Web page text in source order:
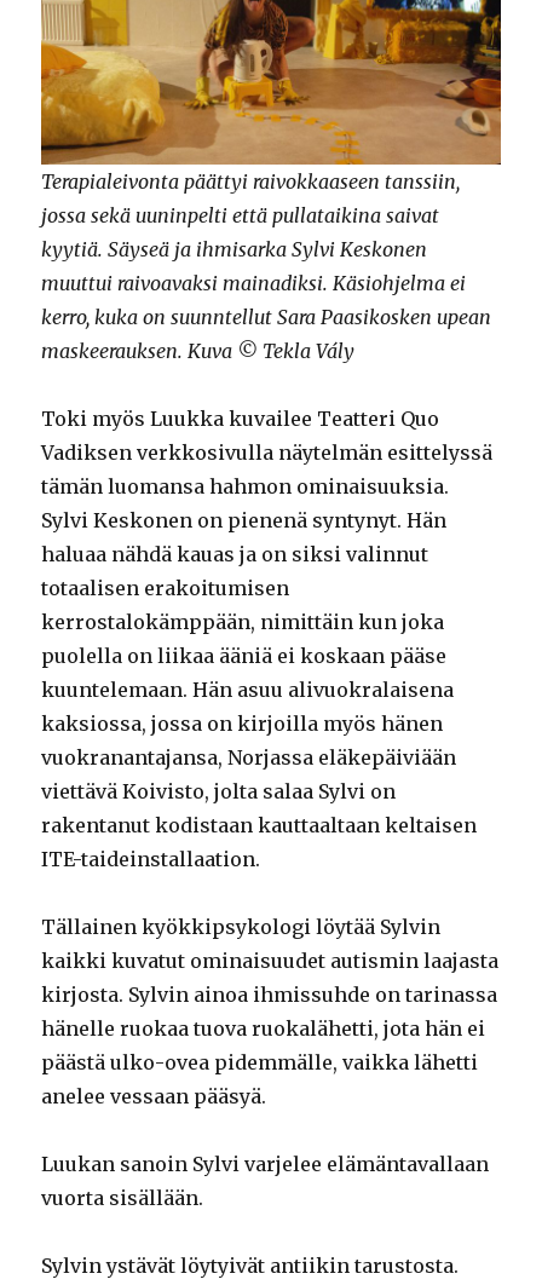
Terapialeivonta päättyi raivokkaaseen tanssiin,
jossa sekä uuninpelti että pullataikina saivat
kyytiä. Säyseä ja ihmisarka Sylvi Keskonen
muuttui raivoavaksi mainadiksi. Käsiohjelma ei
kerro, kuka on suunntellut Sara Paasikosken upean
maskeerauksen. Kuva © Tekla Vály
Toki myös Luukka kuvailee Teatteri Quo
Vadiksen verkkosivulla näytelmän esittelyssä
tämän luomansa hahmon ominaisuuksia.
Sylvi Keskonen on pienenä syntynyt. Hän
haluaa nähdä kauas ja on siksi valinnut
totaalisen erakoitumisen
kerrostalokämppään, nimittäin kun joka
puolella on liikaa ääniä ei koskaan pääse
kuuntelemaan. Hän asuu alivuokralaisena
kaksiossa, jossa on kirjoilla myös hänen
vuokranantajansa, Norjassa eläkepäiviään
viettävä Koivisto, jolta salaa Sylvi on
rakentanut kodistaan kauttaaltaan keltaisen
ITE-taideinstallaation.
Tällainen kyökkipsykologi löytää Sylvin
kaikki kuvatut ominaisuudet autismin laajasta
kirjosta. Sylvin ainoa ihmissuhde on tarinassa
hänelle ruokaa tuova ruokalähetti, jota hän ei
päästä ulko-ovea pidemmälle, vaikka lähetti
anelee vessaan pääsyä.
Luukan sanoin Sylvi varjelee elämäntavallaan
vuorta sisällään.
Sylvin ystävät löytyivät antiikin tarustosta.